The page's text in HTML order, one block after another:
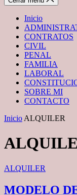
Inicio
CONTRATOS
CIVIL
PENAL
FAMILIA
LABORAL
SOBRE MI
CONTACTO
Inicio ALQUILER
ALQUILER
MODELO